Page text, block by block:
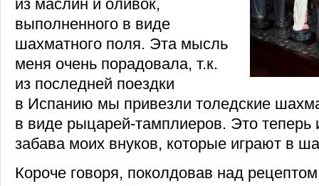
из маслин и оливок,
выполненного в виде
шахматного поля. Эта мысль
меня очень порадовала, т.к.
из последней поездки
в Испанию мы привезли толедские
в виде рыцарей-тамплиеров. Это теперь
забава моих внуков, которые играют в
Короче говоря, поколдовав над